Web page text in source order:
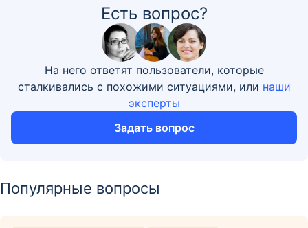
Есть вопрос?
На него ответят пользователи, которые
сталкивались с похожими ситуациями, или наши
эксперты
Задать вопрос
Популярные вопросы